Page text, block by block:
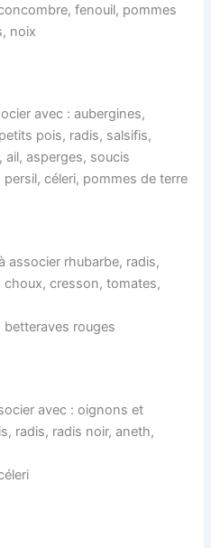
fenouil, pommes
noix
avec : aubergines,
pois, radis, salsifis,
ail, asperges, soucis
persil, céleri, pommes de terre
associer rhubarbe, radis,
choux, cresson, tomates,
betteraves rouges
avec : oignons et
radis, radis noir, aneth,